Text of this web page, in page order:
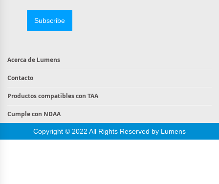
Subscribe
Acerca de Lumens
Contacto
Productos compatibles con TAA
Cumple con NDAA
Copyright © 2022 All Rights Reserved by Lumens